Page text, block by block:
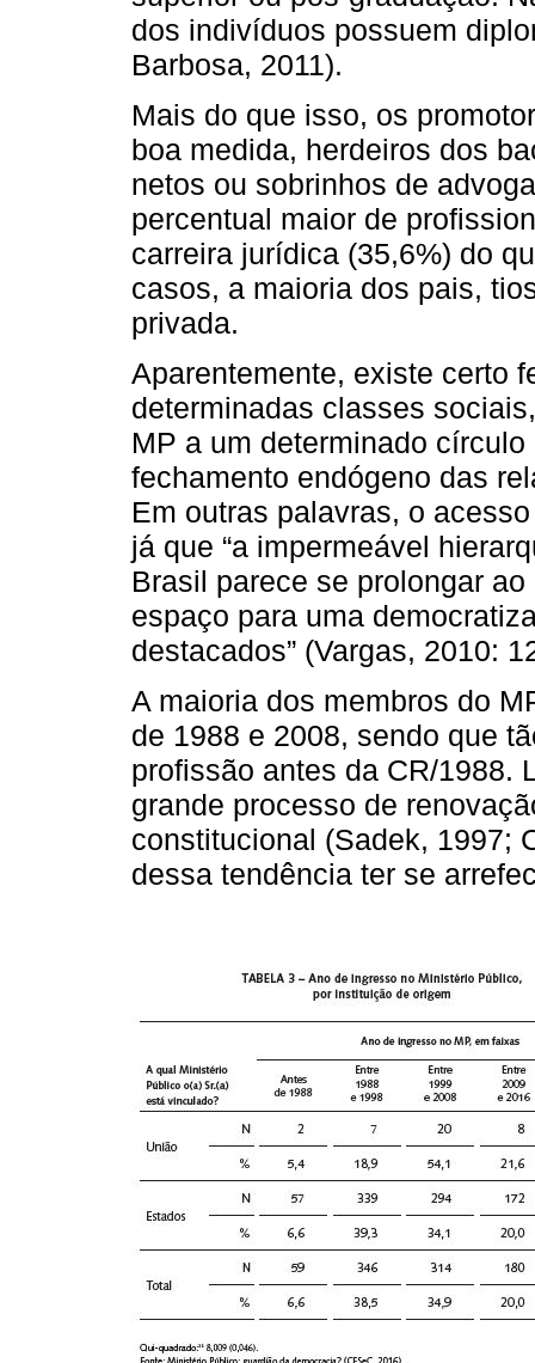
dos indivíduos possuem
Barbosa, 2011).
Mais do que isso, os
boa medida, herdeiros dos
netos ou sobrinhos de
percentual maior de
carreira jurídica (35,6%) do
casos, a maioria dos pais,
privada.
Aparentemente, existe certo
determinadas classes
MP a um determinado
fechamento endógeno das
Em outras palavras, o
já que “a impermeável
Brasil parece se prolongar
espaço para uma
destacados” (Vargas, 2010:
A maioria dos membros do
de 1988 e 2008, sendo que
profissão antes da CR/1988.
grande processo de
constitucional (Sadek, 1997;
dessa tendência ter se